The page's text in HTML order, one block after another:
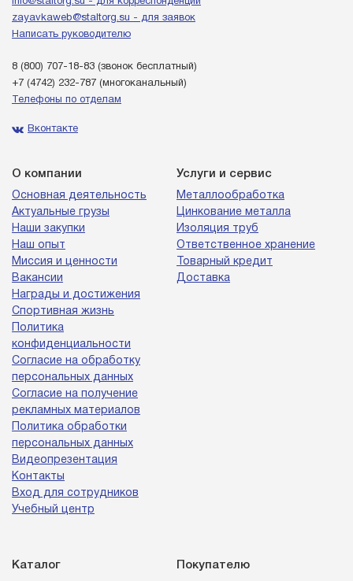
zayavkaweb@staltorg.su - для заявок
Написать руководителю
8 (800) 707-18-83 (звонок бесплатный)
+7 (4742) 232-787 (многоканальный)
Телефоны по отделам
Вконтакте
О компании
Основная деятельность
Актуальные грузы
Наши закупки
Наш опыт
Миссия и ценности
Вакансии
Награды и достижения
Спортивная жизнь
Политика
конфиденциальности
Согласие на обработку
персональных данных
Согласие на получение
рекламных материалов
Политика обработки
персональных данных
Видеопрезентация
Контакты
Вход для сотрудников
Учебный центр
Услуги и сервис
Металлообработка
Цинкование металла
Изоляция труб
Ответственное хранение
Товарный кредит
Доставка
Каталог Покупателю